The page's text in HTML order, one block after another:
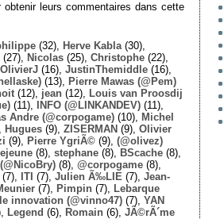
leurs commentaires dans cette
(32), Herve Kabla (30),
(27), Nicolas (25), Christophe (22),
OlivierJ (16), JustinThemiddle (16),
(13),
Pierre Mawas (@Pem)
(12), jean (12),
Louis van Proosdij
(11), INFO (@LINKANDEV) (11),
Andre (@corpogame) (10),
Michel
Hugues (9), ZISERMAN (9), Olivier
(9), Pierre YgriÃ© (9), (@olivez)
(8), stephane (8), BScache (8),
(8), @corpogame (8),
(7), ITI (7), Julien Ã‰LIE (7), Jean-
(7), Pimpin (7),
Lebarque
innovation (@vinno47) (7), YAN
Legend (6), Romain (6), JÃ©rÃ´me